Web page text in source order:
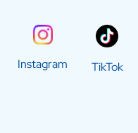
Instagram TikTok